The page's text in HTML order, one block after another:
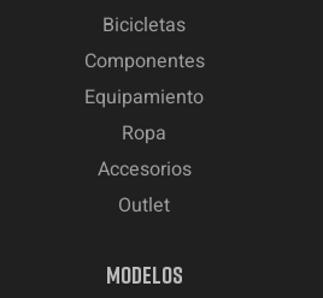
Bicicletas
Componentes
Equipamiento
Ropa
Accesorios
Outlet
MODELOS